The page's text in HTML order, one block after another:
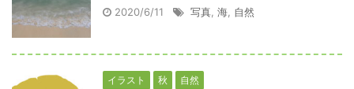
2020/6/11 写真 海 自然
イラスト 秋 自然